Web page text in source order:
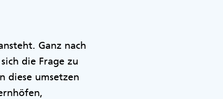
Ganz nach
die Frage zu
diese umsetzen